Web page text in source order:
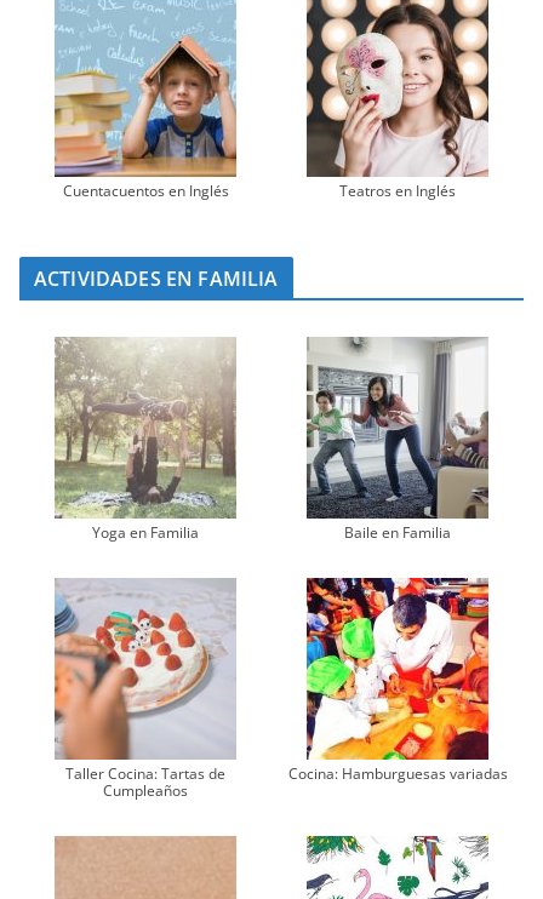
Cuentacuentos en Inglés Teatros en Inglés
ACTIVIDADES EN FAMILIA
Yoga en Familia Baile en Familia
Taller Cocina: Tartas de
Cumpleaños
Cocina: Hamburguesas variadas